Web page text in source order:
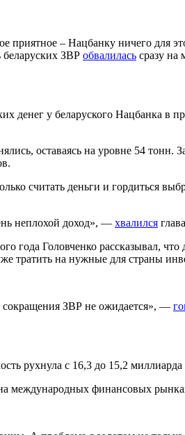
– Нацбанку ничего для
беларуских ЗВР обвалилась сразу на
денег у беларуского Нацбанка
оставаясь на уровне 54 тонн.
считать деньги и гордиться
неплохой доход», — хвалился
года Головченко рассказывал,
тратить на нужные для страны
сокращения ЗВР не ожидается», —
рухнула с 16,3 до 15,2 миллиарда
международных финансовых